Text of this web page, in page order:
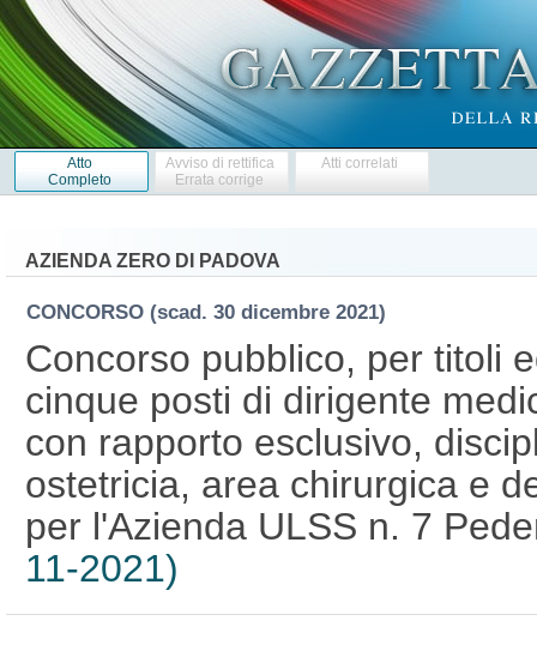
Atto
Completo
Avviso di rettifica
Errata corrige
Atti correlati
AZIENDA ZERO DI PADOVA
CONCORSO (scad. 30 dicembre 2021)
Concorso pubblico, per titoli
cinque posti di dirigente
con rapporto esclusivo,
ostetricia, area chirurgica e
per l'Azienda ULSS n. 7
11-2021)